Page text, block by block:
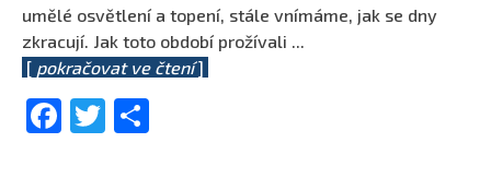
umělé osvětlení a topení, stále vnímáme, jak se dny
zkracují. Jak toto období prožívali
[ pokračovat ve čtení]
Facebook
Twitter